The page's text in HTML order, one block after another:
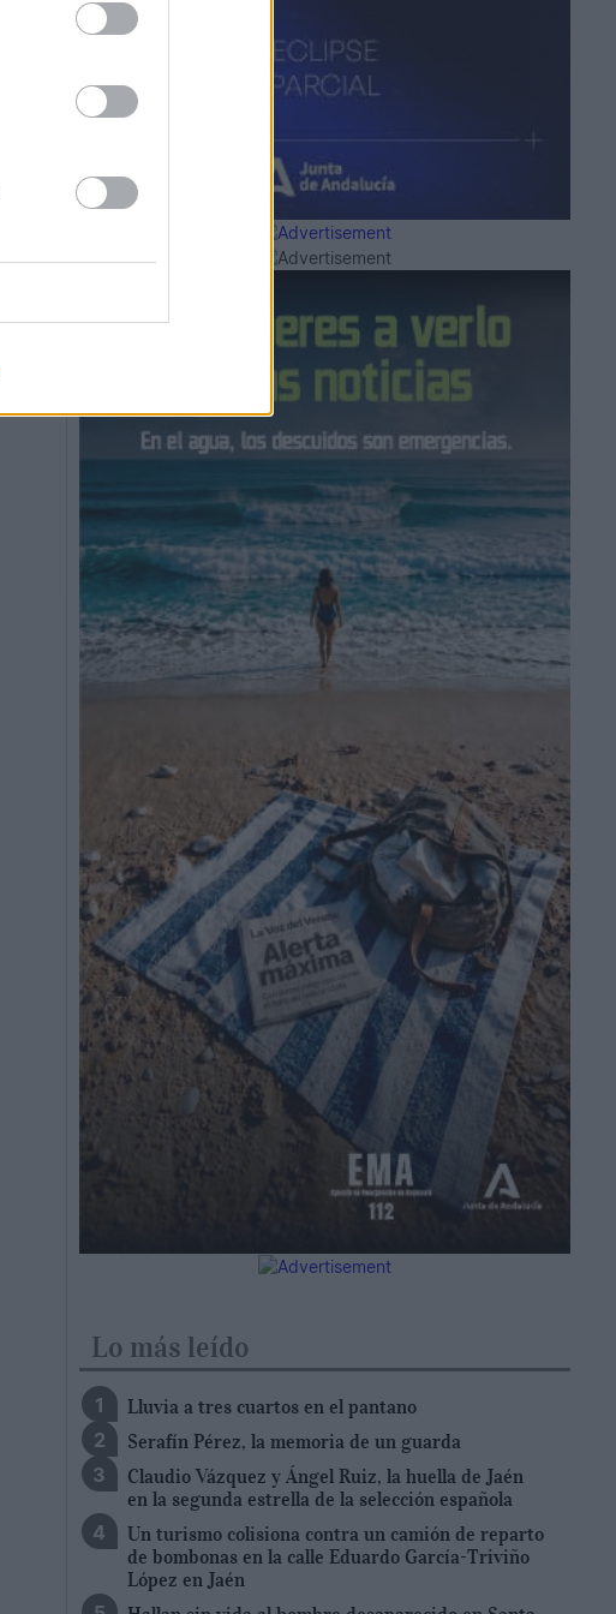
Lo más leído
Lluvia a tres cuartos en el pantano
Serafín Pérez, la memoria de un guarda
Claudio Vázquez y Ángel Ruiz, la huella de Jaén
en la segunda estrella de la selección española
Un turismo colisiona contra un camión de reparto
de bombonas en la calle Eduardo García-Triviño
López en Jaén